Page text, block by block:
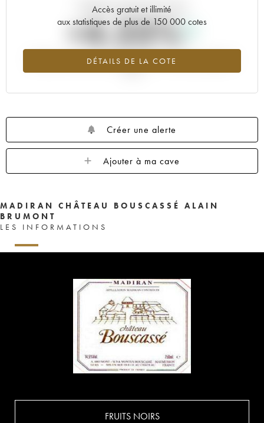
Accès gratuit et illimité
aux statistiques de plus de 150 000 cotes
DÉTAILS DE LA COTE
Tendance actuelle de la cote
+4.23%
Tendance à la hausse du millésime 2007 en 2026 par rapport à
Créer une alerte
Ajouter à ma cave
MADIRAN CHÂTEAU BOUSCASSÉ ALAIN
BRUMONT
LES INFORMATIONS
FRUITS NOIRS